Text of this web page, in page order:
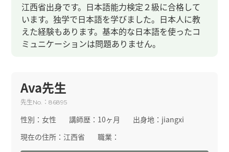
江西省出身です。日本語能力検定２級に合格して
います。独学で日本語を学びました。日本人に教
えた経験もあります。基本的な日本語を使ったコ
ミュニケーションは問題ありません。
Ava先生
先生No. ：86895
性別：女性 講師歴： 10ヶ月 出身地： jiangxi
現在の住所： 江西省
職業：